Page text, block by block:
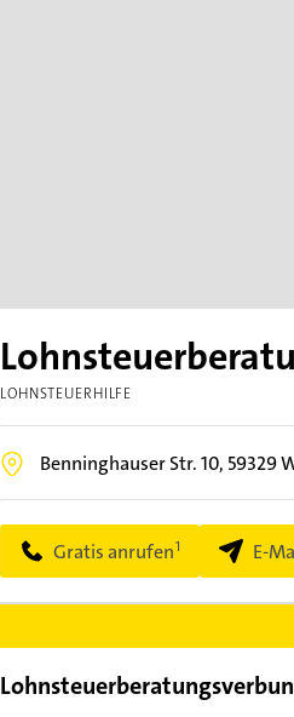
LOHNSTEUERHILFE
Benninghauser Str. 10, 59329
Gratis anrufen E-